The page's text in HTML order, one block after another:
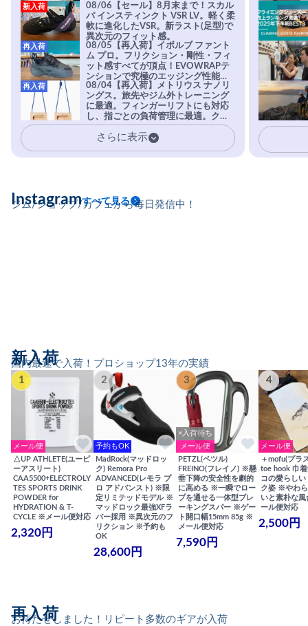
08/06【セール】8月末まで！スカル
パ インスティンクト VSR LV。軽く柔
軟に進化したVSR。新ラスト(足型)で
異次元のフィット感。
新入荷
08/05【再入荷】イボルブ ファント
ム プロ。フリクション・剛性・フィ
ット感すべてが頂点！EVOWRAPテ
ンションで究極のエッジング性能を
実現。進化系ラバーEvo-74はTRAX
を凌駕する粘着力で極小ホールドに
安心感。
再入荷
08/04【再入荷】メトリウス ナノリ
ングス。旅先やジム外トレーニング
に最適。フィンガーリフトにも対応
し、指ごとの負荷管理に最適。クラ
イマーの指を本気で鍛えるギア。
再入荷
さらに表示
ジム/ショップ/カフェから毎日発信中！
Instagramすべて見る
国内最速で入荷！プロショップ13年の実績
新入荷
1
メール便
△UP ATHLETE(ユーピ
ーアスリート)
CAA5500+ELECTROLY
TES SPORTS DRINK
POWDER for
HYDRATION & T-
CYCLE ※メール便対応
2,320円
2
予約もOK
MadRock(マッドロッ
ク) Remora Pro
ADVANCED(レモラ プ
ロ アドバンスト) ※限
定リミテッドモデル ※
マッドロック最強XFラ
バー採用 ※異次元のフ
リクション ※予約も
OK
28,600円
3
×入荷待ち
メール便
PETZL(ペツル)
FREINO(フレイノ) ※懸
垂下降の安全性を劇的
に高める ※一瞬でロー
プを通せる一体型ブレ
ーキングスパー ※ゲー
ト開口幅15mm 85g ※
メール便対応
7,590円
4
メール便
＋mofu(プラ
toe hook 巾
コの愛らしい
ク姿 ※やわ
いと素朴な
ール便対応
2,500円
お待たせしました！リピート多数のギアが入荷
再入荷